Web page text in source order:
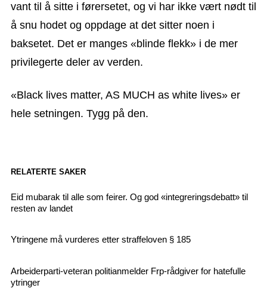
vant til å sitte i førersetet, og vi har ikke vært nødt til
å snu hodet og oppdage at det sitter noen i
baksetet. Det er manges «blinde flekk» i de mer
privilegerte deler av verden.
«Black lives matter, AS MUCH as white lives» er
hele setningen. Tygg på den.
RELATERTE SAKER
Eid mubarak til alle som feirer. Og god «integreringsdebatt» til
resten av landet
Ytringene må vurderes etter straffeloven § 185
Arbeiderparti-veteran politianmelder Frp-rådgiver for hatefulle
ytringer